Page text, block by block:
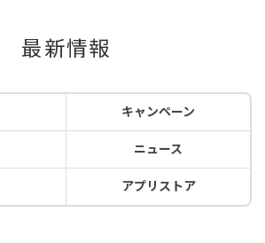
最新情報
キャンペーン
ニュース
アプリストア